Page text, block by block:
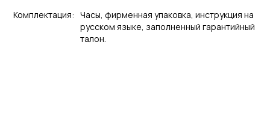
Комплектация: Часы, фирменная упаковка, инструкция на
русском языке, заполненный гарантийный
талон.